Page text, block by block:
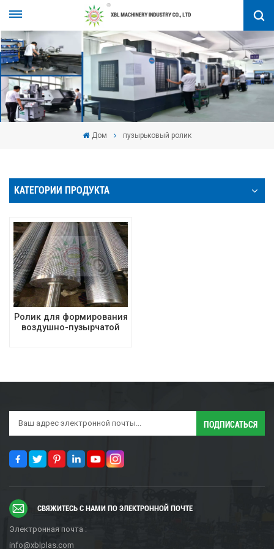
Дом пузырьковый ролик
КАТЕГОРИИ ПРОДУКТА
Ролик для формирования
воздушно-пузырчатой
СВЯЖИТЕСЬ С НАМИ ПО ЭЛЕКТРОННОЙ ПОЧТЕ
Электронная почта :
info@xblplas.com